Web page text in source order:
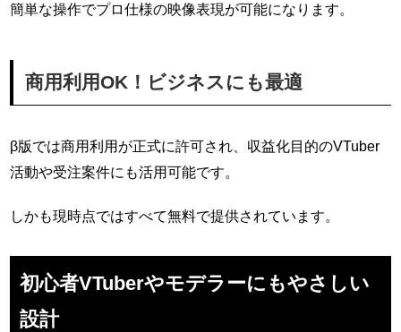
簡単な操作でプロ仕様の映像表現が可能になります。
商用利用OK！ビジネスにも最適
β版では商用利用が正式に許可され、収益化目的のVTuber
活動や受注案件にも活用可能です。
しかも現時点ではすべて無料で提供されています。
初心者VTuberやモデラーにもやさしい
設計